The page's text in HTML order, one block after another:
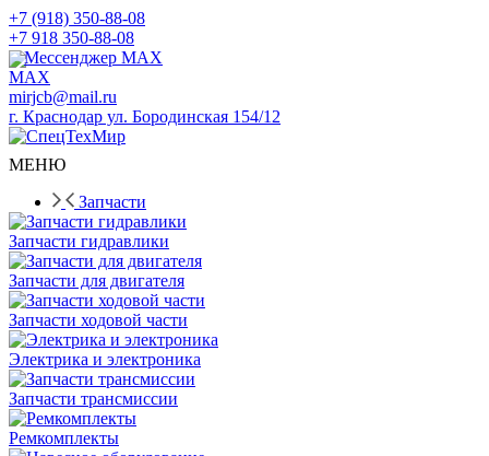
+7 (918) 350-88-08
+7 918 350-88-08
Мессенджер MAX
mirjcb@mail.ru
г. Краснодар ул. Бородинская 154/12
МЕНЮ
Запчасти
Запчасти гидравлики
Запчасти для двигателя
Запчасти ходовой части
Электрика и электроника
Запчасти трансмиссии
Ремкомплекты